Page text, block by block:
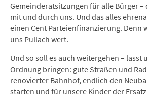
Gemeinderatsitzungen für alle Bürger –
mit und durch uns. Und das alles
einen Cent Parteienfinanzierung. Denn
uns Pullach wert.
Und so soll es auch weitergehen – lasst
Ordnung bringen: gute Straßen und
renovierter Bahnhof, endlich den
starten und für unsere Kinder der